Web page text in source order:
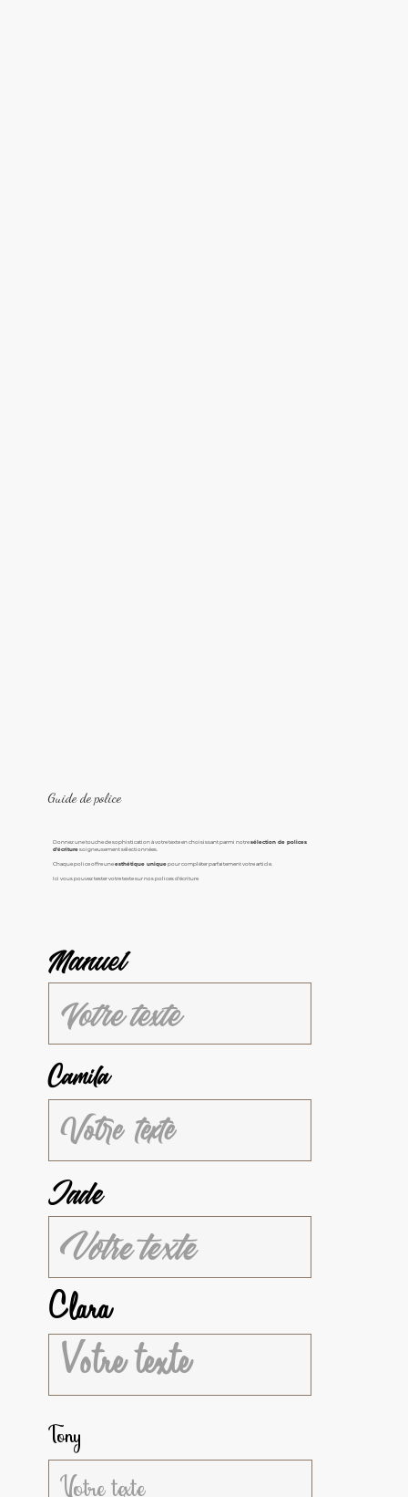
Guide de police
Donnez une touche de sophistication à votre texte en choisissant parmi notresélection de polices
d'écrituresoigneusement sélectionnées.
Chaque police offre uneesthétique uniquepour compléter parfaitement votre article.
Ici vous pouvez tester votre texte sur nos polices d'écriture
Manuel
Camila
Jade
Clara
Tony